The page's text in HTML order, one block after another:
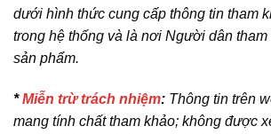
dưới hình thức cung cấp thông tin tham
trong hệ thống và là nơi Người dân tham
sản phẩm.
*Miễn trừ trách nhiệm: Thông tin trên
mang tính chất tham khảo; không được